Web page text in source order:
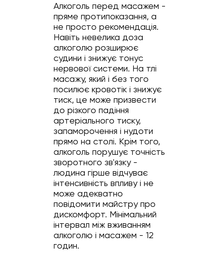
Алкоголь перед масажем -
пряме протипоказання, а
не просто рекомендація.
Навіть невелика доза
алкоголю розширює
судини і знижує тонус
нервової системи. На тлі
масажу, який і без того
посилює кровотік і знижує
тиск, це може призвести
до різкого падіння
артеріального тиску,
запаморочення і нудоти
прямо на столі. Крім того,
алкоголь порушує точність
зворотного зв'язку -
людина гірше відчуває
інтенсивність впливу і не
може адекватно
повідомити майстру про
дискомфорт. Мінімальний
інтервал між вживанням
алкоголю і масажем - 12
годин.